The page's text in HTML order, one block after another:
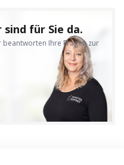
sind für Sie da.
beantworten Ihre Fragen zur